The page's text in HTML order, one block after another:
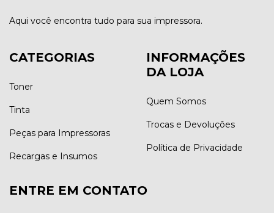
Aqui você encontra tudo para sua impressora.
CATEGORIAS
Toner
Tinta
Peças para Impressoras
Recargas e Insumos
INFORMAÇÕES
DA LOJA
Quem Somos
Trocas e Devoluções
Política de Privacidade
ENTRE EM CONTATO